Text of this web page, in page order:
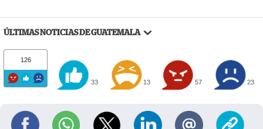
ÚLTIMAS NOTICIAS DE GUATEMALA
126
33 13 57 23